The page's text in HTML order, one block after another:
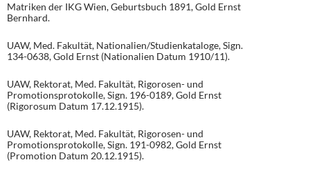
Matriken der IKG Wien, Geburtsbuch 1891, Gold Ernst
Bernhard.
UAW, Med. Fakultät, Nationalien/Studienkataloge, Sign.
134-0638, Gold Ernst (Nationalien Datum 1910/11).
UAW, Rektorat, Med. Fakultät, Rigorosen- und
Promotionsprotokolle, Sign. 196-0189, Gold Ernst
(Rigorosum Datum 17.12.1915).
UAW, Rektorat, Med. Fakultät, Rigorosen- und
Promotionsprotokolle, Sign. 191-0982, Gold Ernst
(Promotion Datum 20.12.1915).